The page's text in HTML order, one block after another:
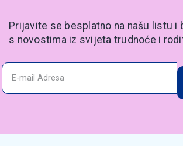
Prijavite se besplatno na našu listu i
s novostima iz svijeta trudnoće i